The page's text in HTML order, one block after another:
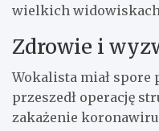
wielkich
Zdrowie i
Wokalista miał spore
przeszedł operację
zakażenie